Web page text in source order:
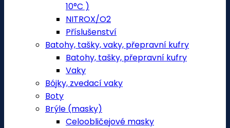
10°C )
NITROX/O2
Příslušenství
Batohy, tašky, vaky, přepravní kufry
Batohy, tašky, přepravní kufry
Vaky
Bójky, zvedací vaky
Boty
Brýle (masky)
Celoobličejové masky